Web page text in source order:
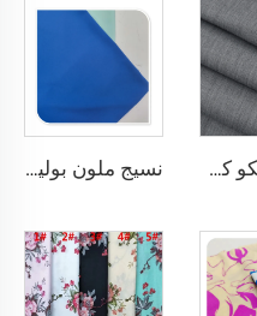
قماش تريكو كلاسيكي شائع البيع من البوليستر والفيزا لبطانة المعاطف نسيج ملون بوليستر مع إlastane مطاطي بأربع طرق مصنوع من القماش المنسوج المصبوغ للفساتين والملابس